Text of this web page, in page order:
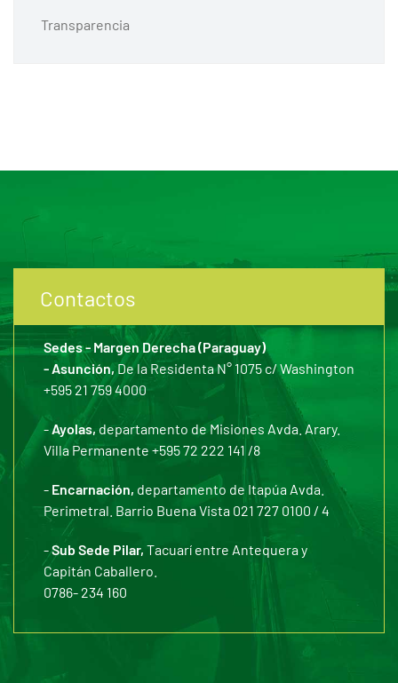
Transparencia
Contactos
Sedes - Margen Derecha (Paraguay)
- Asunción,De la Residenta N° 1075 c/ Washington
+595 21 759 4000
-Ayolas, departamento de Misiones Avda. Arary.
Villa Permanente +595 72 222 141 /8
- Encarnación, departamento de Itapúa Avda.
Perimetral. Barrio Buena Vista 021 727 0100 / 4
-Sub Sede Pilar, Tacuarí entre Antequera y
Capitán Caballero.
0786- 234 160